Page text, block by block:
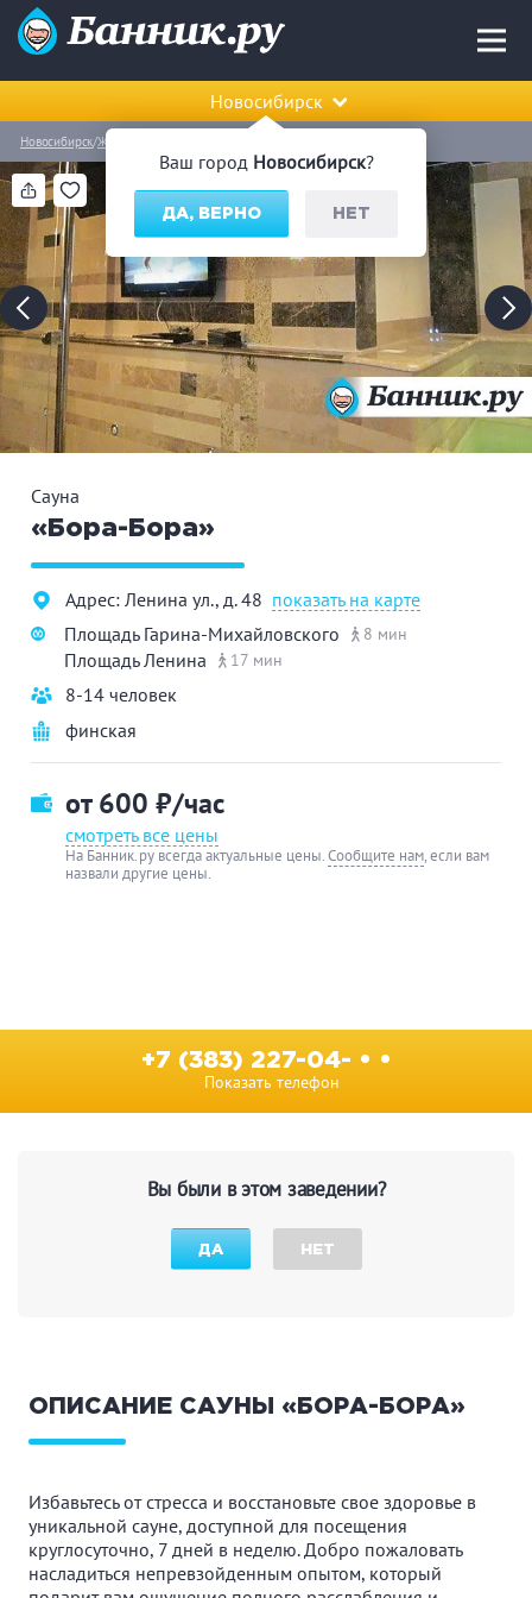
Ваш город Новосибирск?
ДА, ВЕРНО НЕТ
Новосибирск
Новосибирск Железнодорожный район
Сауна
«Бора-Бора»
Адрес: Ленина ул., д. 48 показать на карте
Площадь Гарина-Михайловского
8 мин
Площадь Ленина 17 мин
8-14 человек
финская
от 600 ₽/час
смотреть все цены
На Банник.ру всегда актуальные цены.Сообщите нам, если вам
назвали другие цены.
+7 (383) 227-04- • •
Показать телефон
ОПИСАНИЕ САУНЫ «БОРА-БОРА»
Избавьтесь от стресса и восстановьте свое здоровье в
уникальной сауне, доступной для посещения
круглосуточно, 7 дней в неделю. Добро пожаловать
насладиться непревзойденным опытом, который
Вы были в этом заведении?
ДА НЕТ